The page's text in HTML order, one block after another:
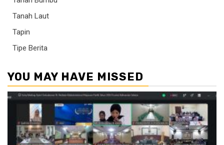
Tanah Laut
Tapin
Tipe Berita
YOU MAY HAVE MISSED